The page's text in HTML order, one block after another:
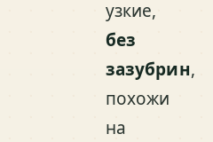
узкие,
без
зазубрин,
похожи
на